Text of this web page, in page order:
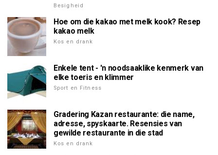
Besigheid
Hoe om die kakao met melk kook? Resep
kakao melk
Kos en drank
Enkele tent - 'n noodsaaklike kenmerk van
elke toeris en klimmer
Sport en Fitness
Gradering Kazan restaurante: die name,
adresse, spyskaarte. Resensies van
gewilde restaurante in die stad
Kos en drank